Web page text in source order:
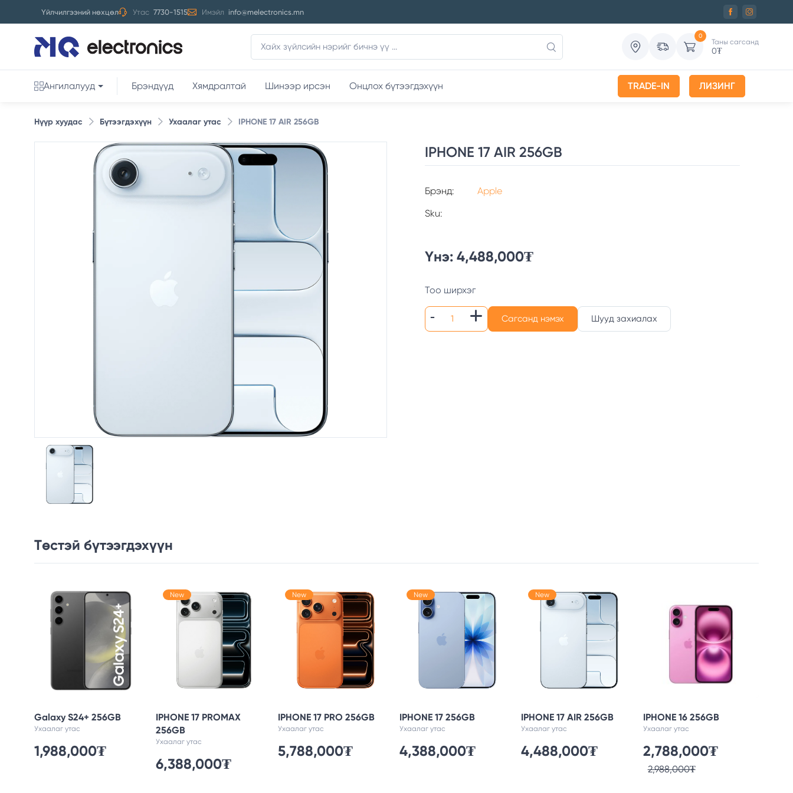
Утас 7730-1515 Имэйл info@melectronics.mn
Үйлчилгээний нөхцөл
0
Таны сагсанд
0₮
Ангилалууд Брэндүүд Хямдралтай Шинээр ирсэн Онцлох бүтээгдэхүүн TRADE-IN ЛИЗИНГ
Нүүр хуудас Бүтээгдэхүүн Ухаалаг утас IPHONE 17 AIR 256GB
IPHONE 17 AIR 256GB
Брэнд:
Apple
Sku:
Үнэ: 4,488,000₮
Тоо ширхэг
Сагсанд нэмэх Шууд захиалах
Төстэй бүтээгдэхүүн
Galaxy S24+ 256GB
Ухаалаг утас
1,988,000₮
New
IPHONE 17 PROMAX
256GB
Ухаалаг утас
6,388,000₮
New
IPHONE 17 PRO 256GB
Ухаалаг утас
5,788,000₮
New
IPHONE 17 256GB
Ухаалаг утас
4,388,000₮
New
IPHONE 17 AIR 256GB
Ухаалаг утас
4,488,000₮
IPHONE 16 256GB
Ухаалаг утас
2,788,000₮
2,988,000₮